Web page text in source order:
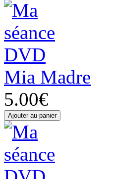
Mia Madre
5.00€